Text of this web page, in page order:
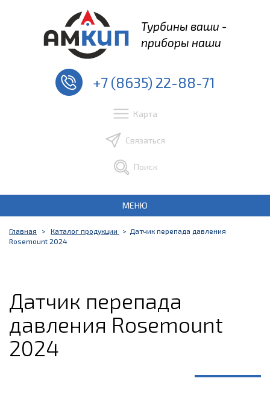
Турбины ваши -
приборы наши
+7 (8635) 22-88-71
Карта
Связаться
Поиск
МЕНЮ
Главная Каталог продукции
Датчик перепада давления
Rosemount 2024
Датчик перепада
давления Rosemount
2024